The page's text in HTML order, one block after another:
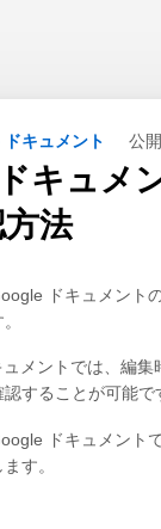
キュメント 公
キュメ
法
ドキュメント
メントでは、編集
することが可能で
ドキュメント
す。